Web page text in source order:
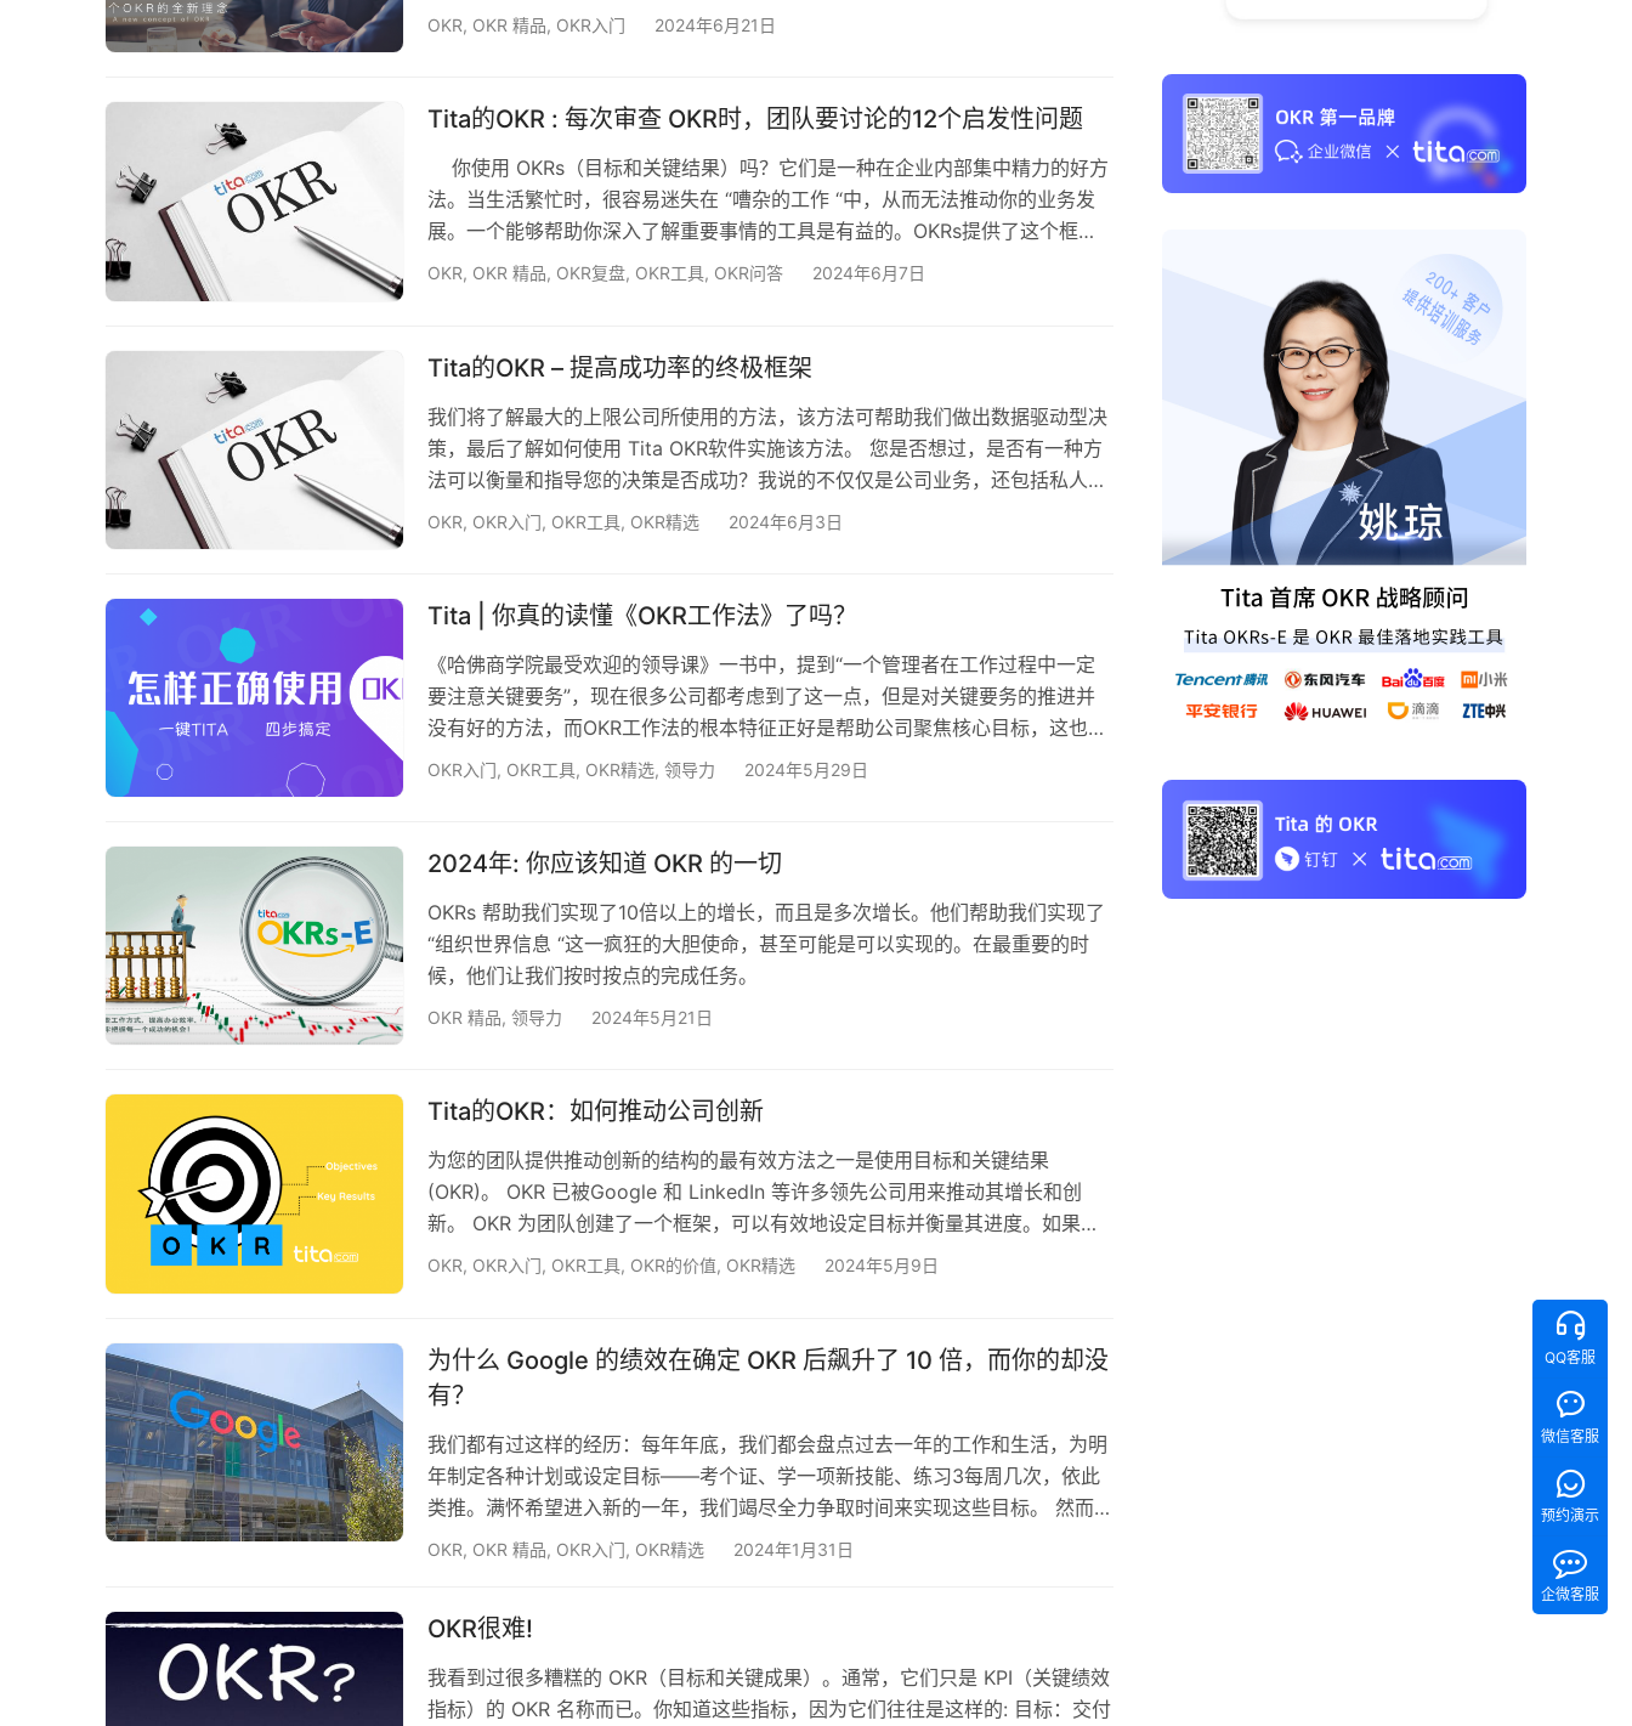
后的 OKR 落地产生极大的风险，所以你必须重视起来。而且，制定一个有效的
我们到底要去哪？ …
OKR, OKR 精品, OKR入门 2024年6月21日
Tita的OKR : 每次审查 OKR时，团队要讨论的12个启发性问题
你使用 OKRs（目标和关键结果）吗？它们是一种在企业内部集中精力的好方
法。当生活繁忙时，很容易迷失在 “嘈杂的工作 “中，从而无法推动你的业务发
展。一个能够帮助你深入了解重要事情的工具是有益的。OKRs提供了这个框
架，使你保持在正确的轨道上。 写好OKR是一门艺术，我们在以前的博客中已经
色的目标。这样…
OKR, OKR 精品, OKR复盘, OKR工具, OKR问答 2024年6月7日
Tita的OKR – 提高成功率的终极框架
我们将了解最大的上限公司所使用的方法，该方法可帮助我们做出数据驱动型决
策，最后了解如何使用 Tita OKR软件实施该方法。 您是否想过，是否有一种方
法可以衡量和指导您的决策是否成功？我说的不仅仅是公司业务，还包括私人生
活中的选择。 如果答案是肯定的，那你就来对地方了！我将向你展示一个框架，
果的缩写。简而言之，它是一种目标设定方法，已被世界上一些最…
OKR, OKR入门, OKR工具, OKR精选 2024年6月3日
Tita | 你真的读懂《OKR工作法》了吗？
《哈佛商学院最受欢迎的领导课》一书中，提到“一个管理者在工作过程中一定
要注意关键要务”，现在很多公司都考虑到了这一点，但是对关键要务的推进并
没有好的方法，而OKR工作法的根本特征正好是帮助公司聚焦核心目标，这也是
OKR工作法越来越盛行的原因。
OKR入门, OKR工具, OKR精选, 领导力 2024年5月29日
2024年: 你应该知道 OKR 的一切
OKRs 帮助我们实现了10倍以上的增长，而且是多次增长。他们帮助我们实现了
“组织世界信息 “这一疯狂的大胆使命，甚至可能是可以实现的。在最重要的时
候，他们让我们按时按点的完成任务。
–拉里-佩奇，谷歌。
OKR 精品, 领导力 2024年5月21日
Tita的OKR：如何推动公司创新
为您的团队提供推动创新的结构的最有效方法之一是使用目标和关键结果
(OKR)。 OKR 已被Google 和 LinkedIn 等许多领先公司用来推动其增长和创
新。 OKR 为团队创建了一个框架，可以有效地设定目标并衡量其进度。如果使
用正确，OKR 可以激发整个组织的创造力、协作和创新。 在这里，我们将介绍
Grove)创造，后来在 20 …
OKR, OKR入门, OKR工具, OKR的价值, OKR精选 2024年5月9日
为什么 Google 的绩效在确定 OKR 后飙升了 10 倍，而你的却没
有？
我们都有过这样的经历：每年年底，我们都会盘点过去一年的工作和生活，为明
年制定各种计划或设定目标——考个证、学一项新技能、练习3每周几次，依此
类推。满怀希望进入新的一年，我们竭尽全力争取时间来实现这些目标。 然而，
当明年新年到来时，我们回顾过去的一年，那些美好的计划到底有多少真正完成
意志力，却低估了拖延的诱惑。虽然我们不愿意承认，但我们每个人内心深处都
有一个…
OKR, OKR 精品, OKR入门, OKR精选 2024年1月31日
OKR很难!
我看到过很多糟糕的 OKR（目标和关键成果）。通常，它们只是 KPI（关键绩效
指标）的 OKR 名称而已。你知道这些指标，因为它们往往是这样的: 目标：交付
QQ客服
微信客服
预约演示
企微客服